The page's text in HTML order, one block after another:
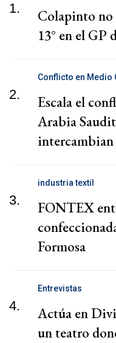
1.
Colapinto no
13° en el GP
2.
Conflicto en Medio
Escala el
Arabia
intercambian
3.
industria textil
FONTEX
Formosa
4.
Entrevistas
Actúa en
un teatro